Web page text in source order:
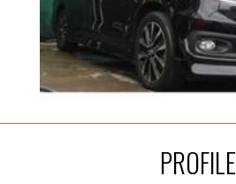
PROFILE